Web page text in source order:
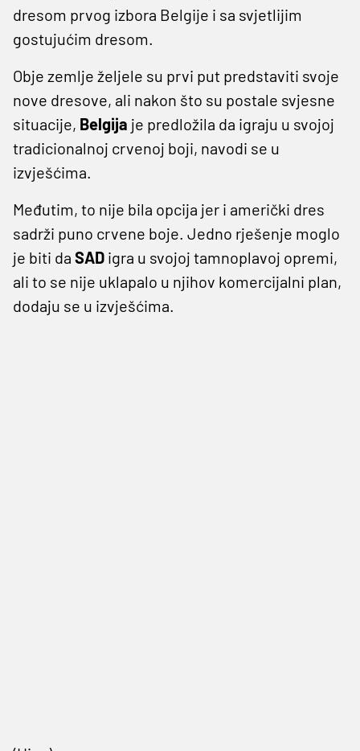
dresom prvog izbora Belgije i sa svjetlijim
gostujućim dresom.
Obje zemlje željele su prvi put predstaviti svoje
nove dresove, ali nakon što su postale svjesne
situacije, Belgija je predložila da igraju u svojoj
tradicionalnoj crvenoj boji, navodi se u
izvješćima.
Međutim, to nije bila opcija jer i američki dres
sadrži puno crvene boje. Jedno rješenje moglo
je biti da SAD igra u svojoj tamnoplavoj opremi,
ali to se nije uklapalo u njihov komercijalni plan,
dodaju se u izvješćima.